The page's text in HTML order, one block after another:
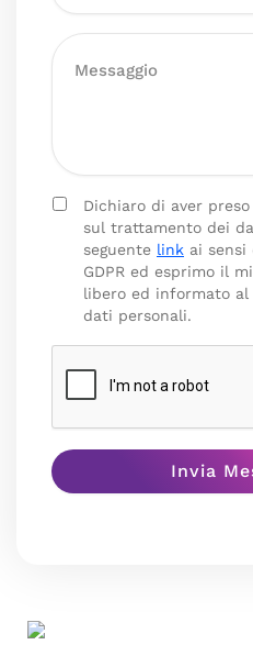
Dichiaro di aver
sul trattamento dei
seguente link ai sensi
GDPR ed esprimo il
libero ed informato
dati personali.